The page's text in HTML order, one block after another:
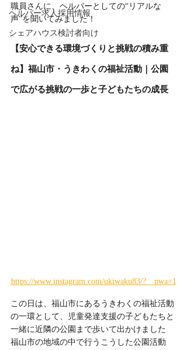
ヘルパー求人採用情報
シェアハウス検討者向け
職員さんに、ヘルパーとしての“リアルな
声”を聞いてみました！
【安心できる環境づくりと挑戦の積み重
ね】福山市・うきわくの福祉活動｜公園
で広がる挑戦の一歩と子どもたちの成長
https://www.instagram.com/ukiwaku83/?__pwa=1
この日は、福山市にあるうきわくの福祉活動
の一環として、児童発達支援の子どもたちと
一緒に近隣の公園まで歩いて出かけました
福山市の地域の中で行うこうした公園活動